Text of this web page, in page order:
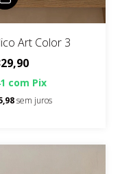
Art Color 3
com Pix
sem juros